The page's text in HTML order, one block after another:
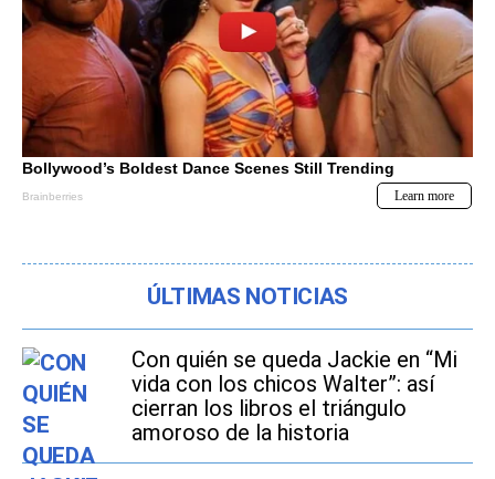
ÚLTIMAS NOTICIAS
Con quién se queda Jackie en “Mi
vida con los chicos Walter”: así
cierran los libros el triángulo
amoroso de la historia